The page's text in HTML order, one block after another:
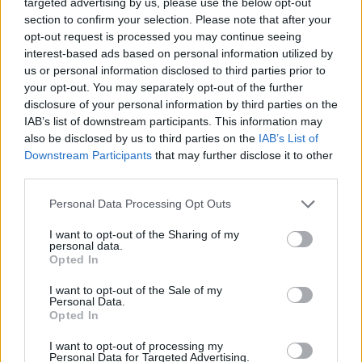
section to confirm your selection. Please note that after your
opt-out request is processed you may continue seeing
interest-based ads based on personal information utilized by
us or personal information disclosed to third parties prior to
your opt-out. You may separately opt-out of the further
disclosure of your personal information by third parties on the
IAB’s list of downstream participants. This information may
also be disclosed by us to third parties on the IAB’s List of
Downstream Participants that may further disclose it to other
Personal Data Processing Opt Outs
I want to opt-out of the Sharing of my
personal data.
Opted In
I want to opt-out of the Sale of my
Personal Data.
Opted In
I want to opt-out of processing my
Personal Data for Targeted Advertising.
Ελλάδα στη μεγάλη τεχνολογική μετάβαση
08/08/2026 - 10:54 ΤΕΧΝΟΛΟΓΙΑ
ΟΛΕΣ ΟΙ ΕΙΔΗΣΕΙΣ
δισ. ευρώ ανοίγει δρόμο για δάνεια έως 5 δισ. σε
μικρομεσαίες
Όμιλος ΔΕΗ: Νέα συμφωνία για χαρτοφυλάκιο
έργων ΑΠΕ άνω των 2 GW σε Πολωνία και
Ουγγαρία